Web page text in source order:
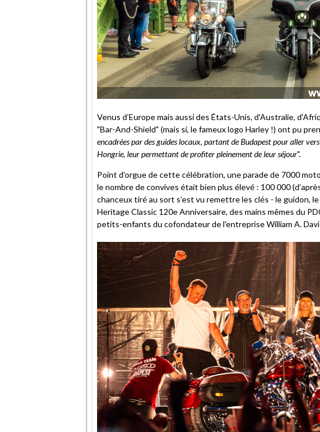
Venus d’Europe mais aussi des États-Unis, d'Australie,
"Bar-And-Shield" (mais si, le fameux logo Harley !) ont pu
encadrées par des guides locaux, partant de Budapest pour aller
Hongrie, leur permettant de profiter pleinement de leur séjour".
Point d’orgue de cette célébration, une parade de 7000
le nombre de convives était bien plus élevé : 100 000
chanceux tiré au sort s’est vu remettre les clés - le guidon,
Heritage Classic 120e Anniversaire, des mains mêmes du
petits-enfants du cofondateur de l'entreprise William A.